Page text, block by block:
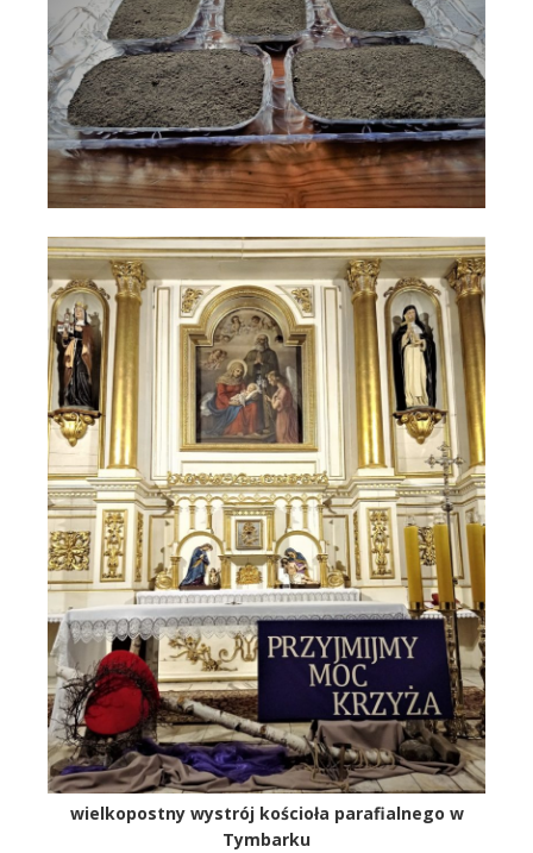
wielkopostny wystrój kościoła parafialnego w
Tymbarku